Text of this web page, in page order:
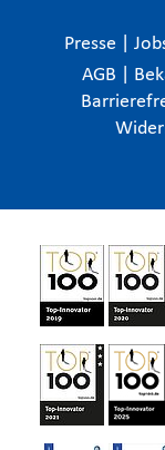
Presse
AGB